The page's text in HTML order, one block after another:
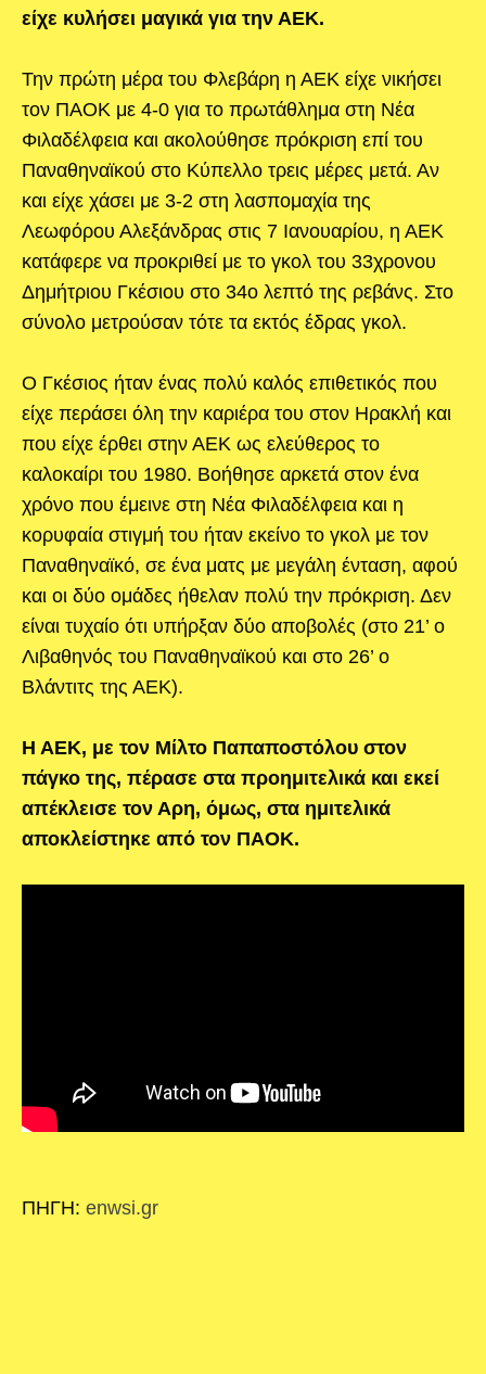
είχε κυλήσει μαγικά για την ΑΕΚ.
Την πρώτη μέρα του Φλεβάρη η ΑΕΚ είχε νικήσει
τον ΠΑΟΚ με 4-0 για το πρωτάθλημα στη Νέα
Φιλαδέλφεια και ακολούθησε πρόκριση επί του
Παναθηναϊκού στο Κύπελλο τρεις μέρες μετά. Αν
και είχε χάσει με 3-2 στη λασπομαχία της
Λεωφόρου Αλεξάνδρας στις 7 Ιανουαρίου, η ΑΕΚ
κατάφερε να προκριθεί με το γκολ του 33χρονου
Δημήτριου Γκέσιου στο 34ο λεπτό της ρεβάνς. Στο
σύνολο μετρούσαν τότε τα εκτός έδρας γκολ.
Ο Γκέσιος ήταν ένας πολύ καλός επιθετικός που
είχε περάσει όλη την καριέρα του στον Ηρακλή και
που είχε έρθει στην ΑΕΚ ως ελεύθερος το
καλοκαίρι του 1980. Βοήθησε αρκετά στον ένα
χρόνο που έμεινε στη Νέα Φιλαδέλφεια και η
κορυφαία στιγμή του ήταν εκείνο το γκολ με τον
Παναθηναϊκό, σε ένα ματς με μεγάλη ένταση, αφού
και οι δύο ομάδες ήθελαν πολύ την πρόκριση. Δεν
είναι τυχαίο ότι υπήρξαν δύο αποβολές (στο 21’ ο
Λιβαθηνός του Παναθηναϊκού και στο 26’ ο
Βλάντιτς της ΑΕΚ).
Η ΑΕΚ, με τον Μίλτο Παπαποστόλου στον
πάγκο της, πέρασε στα προημιτελικά και εκεί
απέκλεισε τον Αρη, όμως, στα ημιτελικά
αποκλείστηκε από τον ΠΑΟΚ.
ΠΗΓΗ: enwsi.gr